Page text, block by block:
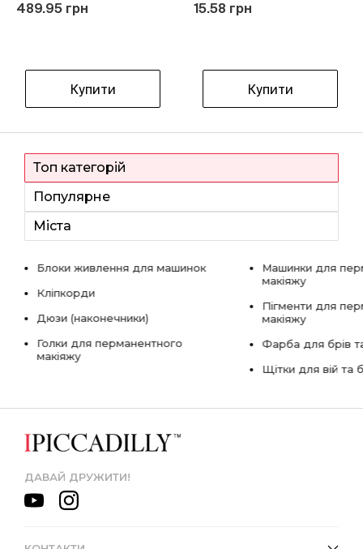
489.95 грн
Купити
15.58 грн
Купити
Топ категорій
Популярне
Міста
Блоки живлення для машинок
Кліпкорди
Дюзи (наконечники)
Голки для перманентного
макіяжу
Машинки для
макіяжу
Пігменти для
макіяжу
Фарба для брів
Щітки для вій та
ДАВАЙ ДРУЖИТИ!